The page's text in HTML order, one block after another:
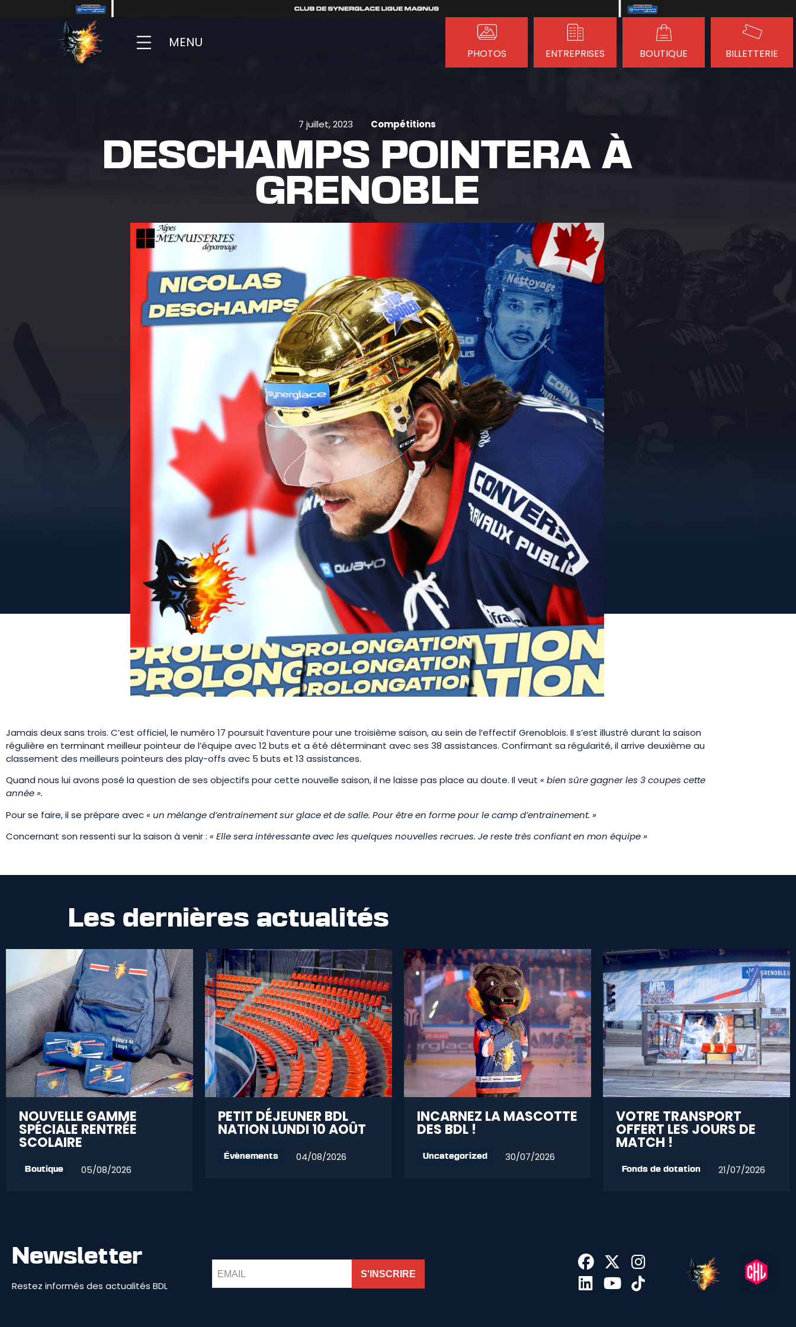
MENU
PHOTOS ENTREPRISES BOUTIQUE BILLETTERIE
7 juillet, 2023 Compétitions
DESCHAMPS POINTERA À
GRENOBLE
Jamais deux sans trois. C’est officiel, le numéro 17 poursuit l’aventure pour une troisième saison, au sein de l’effectif Grenoblois. Il s’est illustré durant la saison
régulière en terminant meilleur pointeur de l’équipe avec 12 buts et a été déterminant avec ses 38 assistances. Confirmant sa régularité, il arrive deuxième au
classement des meilleurs pointeurs des play-offs avec 5 buts et 13 assistances.
Quand nous lui avons posé la question de ses objectifs pour cette nouvelle saison, il ne laisse pas place au doute. Il veut « bien sûre gagner les 3 coupes cette
année ».
Pour se faire, il se prépare avec« un mélange d’entrainement sur glace et de salle. Pour être en forme pour le camp d’entrainement. »
Concernant son ressenti sur la saison à venir : « Elle sera intéressante avec les quelques nouvelles recrues. Je reste très confiant en mon équipe »
Les dernières actualités
NOUVELLE GAMME
SPÉCIALE RENTRÉE
SCOLAIRE
Boutique 05/08/2026
PETIT DÉJEUNER BDL
NATION LUNDI 10 AOÛT
Évènements 04/08/2026
INCARNEZ LA MASCOTTE
DES BDL !
Uncategorized 30/07/2026
VOTRE TRANSPORT
OFFERT LES JOURS DE
MATCH !
Fonds de dotation 21/07/2026
Newsletter
Restez informés des actualités BDL
S'INSCRIRE